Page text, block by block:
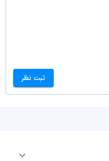
ثبت نظر